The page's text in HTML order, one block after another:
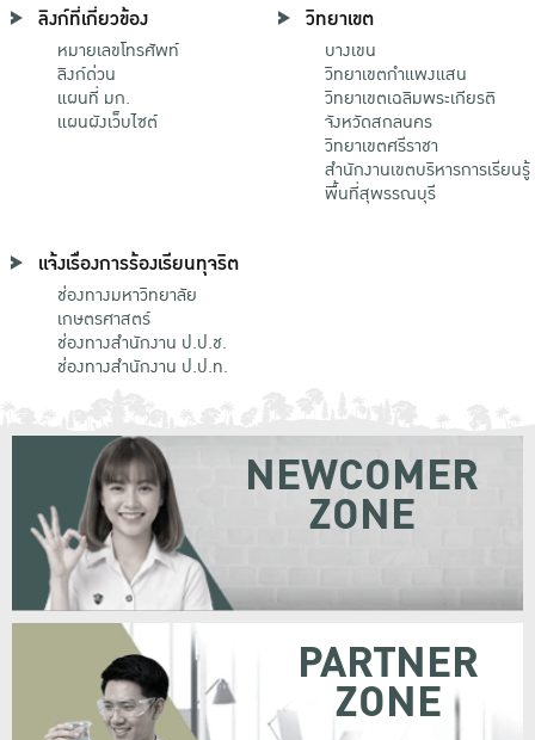
ลิงก์ที่เกี่ยวข้อง
หมายเลขโทรศัพท์
ลิงก์ด่วน
แผนที่ มก.
แผนผังเว็บไซต์
วิทยาเขต
บางเขน
วิทยาเขตกําแพงแสน
วิทยาเขตเฉลิมพระเกียรติ
จังหวัดสกลนคร
วิทยาเขตศรีราชา
สำนักงานเขตบริหารการเรียนรู้
พื้นที่สุพรรณบุรี
แจ้งเรื่องการร้องเรียนทุจริต
ช่องทางมหาวิทยาลัย
เกษตรศาสตร์
ช่องทางสำนักงาน ป.ป.ช.
ช่องทางสำนักงาน ป.ป.ท.
NEWCOMER
ZONE
PARTNER
ZONE